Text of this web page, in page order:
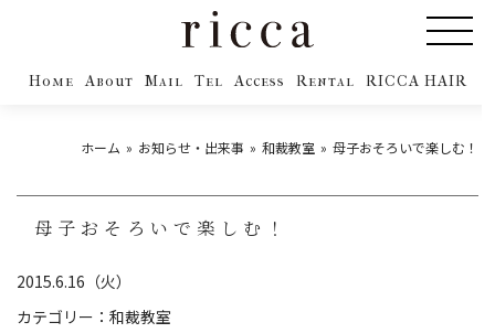
Home About Mail Tel Access Rental RICCA HAIR
ホーム お知らせ・出来事 和裁教室 母子おそろいで楽しむ！
母子おそろいで楽しむ！
2015.6.16（火）
カテゴリー： 和裁教室